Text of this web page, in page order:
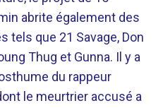
abrite également des
tels que 21 Savage, Don
Thug et Gunna. Il y a
du rappeur
le meurtrier accusé a